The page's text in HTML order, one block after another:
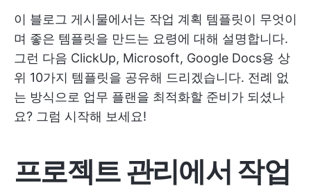
이 블로그 게시물에서는 작업 계획 템플릿이 무엇이
며 좋은 템플릿을 만드는 요령에 대해 설명합니다.
그런 다음 ClickUp, Microsoft, Google Docs용 상
위 10가지 템플릿을 공유해 드리겠습니다. 전례 없
는 방식으로 업무 플랜을 최적화할 준비가 되셨나
요? 그럼 시작해 보세요!
프로젝트 관리에서 작업